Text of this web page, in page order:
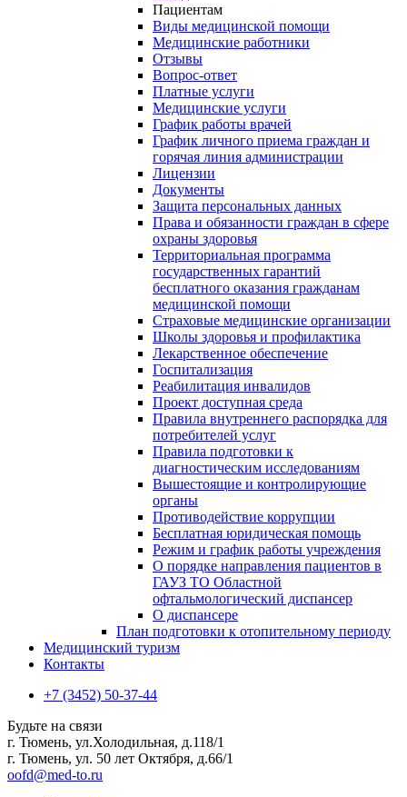
Пациентам
Виды медицинской помощи
Медицинские работники
Отзывы
Вопрос-ответ
Платные услуги
Медицинские услуги
График работы врачей
График личного приема граждан и
горячая линия администрации
Лицензии
Документы
Защита персональных данных
Права и обязанности граждан в сфере
охраны здоровья
Территориальная программа
государственных гарантий
бесплатного оказания гражданам
медицинской помощи
Страховые медицинские организации
Школы здоровья и профилактика
Лекарственное обеспечение
Госпитализация
Реабилитация инвалидов
Проект доступная среда
Правила внутреннего распорядка для
потребителей услуг
Правила подготовки к
диагностическим исследованиям
Вышестоящие и контролирующие
органы
Противодействие коррупции
Бесплатная юридическая помощь
Режим и график работы учреждения
О порядке направления пациентов в
ГАУЗ ТО Областной
офтальмологический диспансер
О диспансере
План подготовки к отопительному периоду
Медицинский туризм
Контакты
+7 (3452) 50-37-44
Будьте на связи
г. Тюмень, ул.Холодильная, д.118/1
г. Тюмень, ул. 50 лет Октября, д.66/1
oofd@med-to.ru